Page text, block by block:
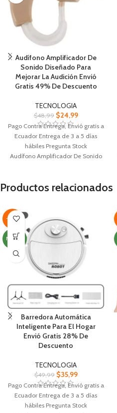
Audífono Amplificador De
Sonido Diseñado Para
Mejorar La Audición Envió
Gratis 49% De Descuento
TECNOLOGIA
$48,99 $24,99
Pago Contra Entrega, Envió gratis a
Ecuador Entrega de 3 a 5 días
hábiles Pregunta Stock
Audífono Amplificador De Sonido
Diseñado para mejorar la audición
Amplifica las voces y los sonidos
del entorno de forma clara y
natura Discreto y cómodo llevar
Control de volumen ajustable para
personalizar tu nivel de audición
Fácil de usar, con un simple
Productos relacionados
-28%
NUEVO
Barredora Automática
Inteligente Para El Hogar
Envió Gratis 28% De
Descuento
TECNOLOGIA
$49,99 $35,99
Pago Contra Entrega, Envió gratis a
Ecuador Entrega de 3 a 5 días
hábiles Pregunta Stock